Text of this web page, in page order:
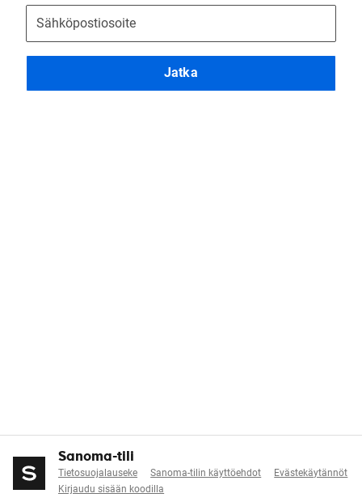
Jatka
Sanoma-tili
Tietosuojalauseke Sanoma-tilin käyttöehdot
Evästekäytännöt
Kirjaudu sisään koodilla